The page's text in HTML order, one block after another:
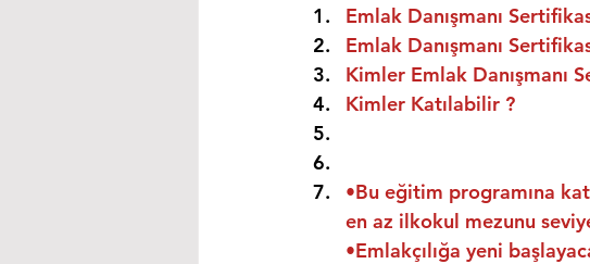
Emlak Danışmanı
Emlak Danışmanı
Kimler Emlak Danışmanı
Kimler Katılabilir ?
•Bu eğitim programına
en az ilkokul mezunu
•Emlakçılığa yeni